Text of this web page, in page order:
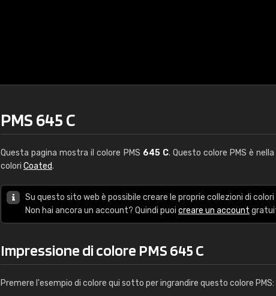
PMS 645 C
Questa pagina mostra il colore PMS 645 C. Questo colore PMS è
colori Coated.
Su questo sito web è possibile creare le proprie collezioni di
Non hai ancora un account? Quindi puoi creare un account
Impressione di colore PMS 645 C
Premere l'esempio di colore qui sotto per ingrandire questo colore PMS: